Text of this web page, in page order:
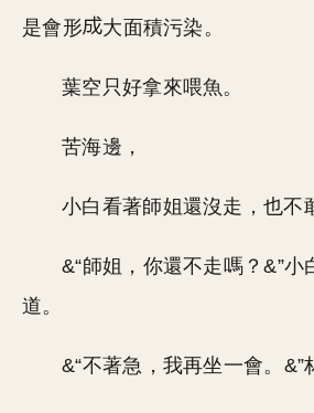
是會形
大面積污染。
葉空只好拿來喂魚。
苦海邊，
小白看著師姐還沒走，也不
&“師姐，你還不走嗎？&”小
道。
&“不著急，我再坐一會。&”